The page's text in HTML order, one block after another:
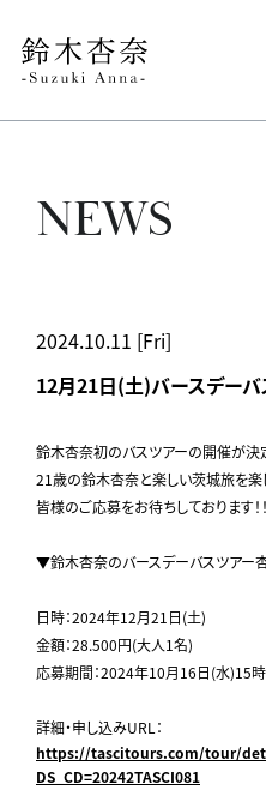
NEWS
2024.10.11 [Fri]
12月21日(土)バースデーバ
鈴木杏奈初のバスツアーの開催が決
21歳の鈴木杏奈と楽しい茨城旅を楽
皆様のご応募をお待ちしております！！
▼鈴木杏奈のバースデーバスツアー
日時：2024年12月21日(土)
金額：28.500円(大人1名)
応募期間：2024年10月16日(水)15
詳細・申し込みURL：
https://tascitours.com/tour/
DS_CD=20242TASCI081